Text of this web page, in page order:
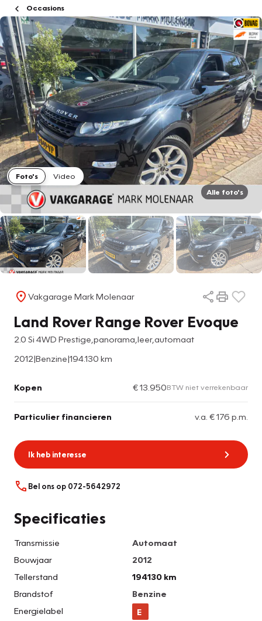
Occasions
Foto's
Video
Alle foto's
Vakgarage Mark Molenaar
Land Rover Range Rover Evoque
2.0 Si 4WD Prestige,panorama,leer,automaat
2012|Benzine|194.130 km
Kopen € 13.950BTW niet verrekenbaar
Particulier financieren v.a. € 176 p.m.
Ik heb interesse
Bel ons op 072-5642972
Specificaties
Transmissie
Automaat
Bouwjaar
2012
Tellerstand
194130 km
Brandstof
Benzine
Energielabel
E